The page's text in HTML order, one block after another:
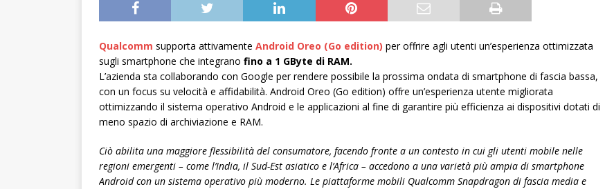
Qualcomm supporta attivamente Android Oreo (Go edition) per offrire agli utenti un’esperienza ottimizzata
sugli smartphone che integrano fino a 1 GByte di RAM.
L’azienda sta collaborando con Google per rendere possibile la prossima ondata di smartphone di fascia bassa,
con un focus su velocità e affidabilità. Android Oreo (Go edition) offre un’esperienza utente migliorata
ottimizzando il sistema operativo Android e le applicazioni al fine di garantire più efficienza ai dispositivi dotati di
meno spazio di archiviazione e RAM.
Ciò abilita una maggiore flessibilità del consumatore, facendo fronte a un contesto in cui gli utenti mobile nelle
regioni emergenti – come l’India, il Sud-Est asiatico e l’Africa – accedono a una varietà più ampia di smartphone
Android con un sistema operativo più moderno. Le piattaforme mobili Qualcomm Snapdragon di fascia media e